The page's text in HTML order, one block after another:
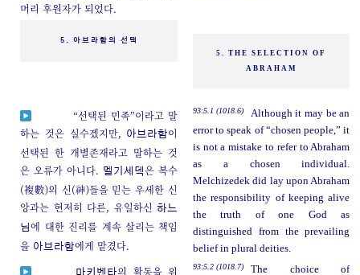
머리 후원자가 되었다.
5. 아브라함의 선택
5. THE SELECTION OF
ABRAHAM
“선택된 민족”이라고 말
하는 것은 실수겠지만,
아브라함이
선택된 한 개별존재라고 말하는 것
은 오류가 아니다. 멜기세덱은 복수
(複數)의 신(神)들을 믿는 우세한 신
앙과는 현저히 다른, 유일하신하느
님에 대한 진리를 계속 살리는 책임
을 아브라함에게 맡겼다.
93:5.1 (1018.6)
Although it may be an
error to speak of “chosen people,” it
is not a mistake to refer to Abraham
as a chosen individual.
Melchizedek did lay upon Abraham
the responsibility of keeping alive
the truth of one God as
distinguished from the prevailing
belief in plural deities.
마키벤타의 활동을 위
93:5.2 (1018.7)
The choice of